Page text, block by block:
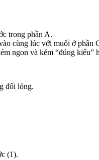
trong phần A.
cùng lúc với muối ở phần
ngon và kém “đúng kiểu”
đối lỏng.
(1).